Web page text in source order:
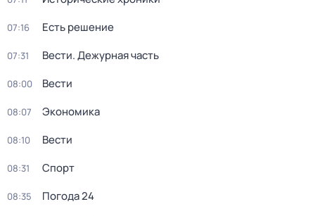
07:16 Есть решение
07:31 Вести. Дежурная часть
08:00 Вести
08:07 Экономика
08:10 Вести
08:31 Спорт
08:35 Погода 24